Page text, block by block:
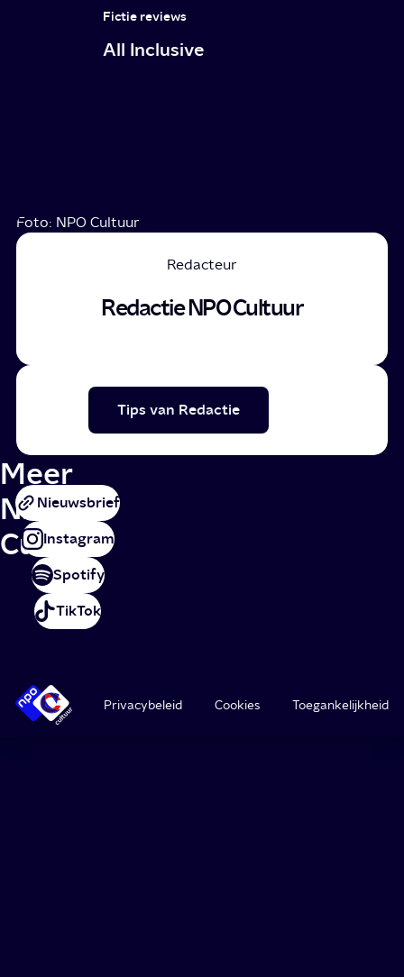
Fictie reviews
All Inclusive
Foto: NPO Cultuur
Redacteur
Redactie NPO Cultuur
Tips van Redactie
Meer
NPO
Cultuur
Nieuwsbrief
Instagram
Spotify
TikTok
Privacybeleid Cookies Toegankelijkheid